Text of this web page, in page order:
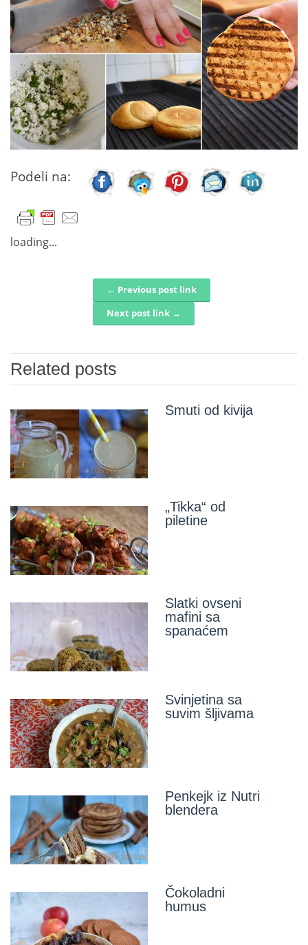
Podeli na:
loading...
Post navigation← Previous post link
Next post link →
Related posts
Smuti od kivija
„Tikka“ od
piletine
Slatki ovseni
mafini sa
spanaćem
Svinjetina sa
suvim šljivama
Penkejk iz Nutri
blendera
Čokoladni
humus